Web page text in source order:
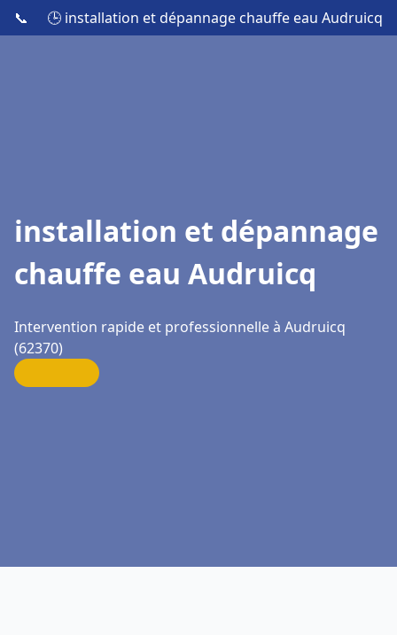
📞 🕒 installation et dépannage chauffe eau Audruicq
installation et dépannage
chauffe eau Audruicq
Intervention rapide et professionnelle à Audruicq
(62370)